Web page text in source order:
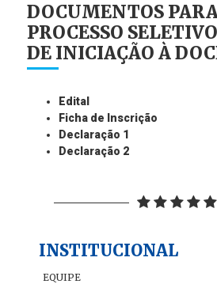
DOCUMENTOS
PROCESSO
DE INICIAÇÃO À
Edital
Ficha de Inscrição
Declaração 1
Declaração 2
INSTITUCIONAL
EQUIPE